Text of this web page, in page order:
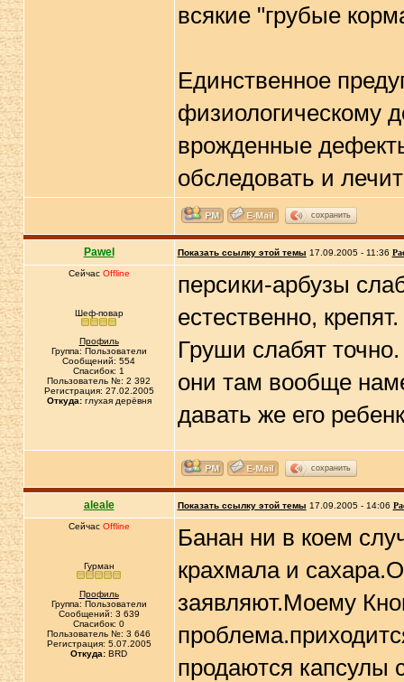
всякие "грубые
Единственное
физиологическому
врожденные
обследовать и
сохранить
Pawel Показать ссылку этой темы 17.09.2005 - 11:36
Сейчас Offline
Шеф-повар
Профиль
Группа: Пользователи
Сообщений: 554
Спасибок: 1
Пользователь №: 2 392
Регистрация: 27.02.2005
Откуда:глухая дерёвня
персики-арбузы
естественно,
Груши слабят
они там вообще
давать же его
сохранить
aleale Показать ссылку этой темы 17.09.2005 - 14:06
Сейчас Offline
Гурман
Профиль
Группа: Пользователи
Сообщений: 3 639
Спасибок: 0
Пользователь №: 3 646
Регистрация: 5.07.2005
Откуда: BRD
Банан ни в коем
крахмала и
заявляют.Моему
продаются капсулы